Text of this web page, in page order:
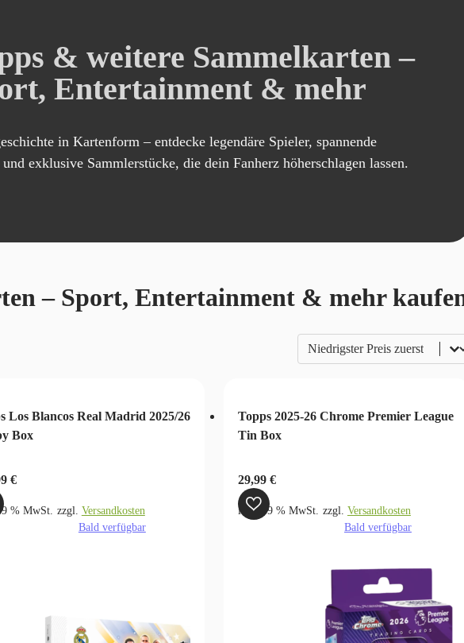
& weitere Sammelkarten –
Entertainment & mehr
in Kartenform – entdecke legendäre Spieler, spannende
und exklusive Sammlerstücke, die dein Fanherz höherschlagen lassen.
– Sport, Entertainment & mehr
Sortierung
Sort content
Los Blancos Real Madrid 2025/26
Box
€
% MwSt. zzgl. Versandkosten
Bald verfügbar
Topps 2025-26 Chrome Premier League
Tin Box
29,99 €
inkl. 19 % MwSt. zzgl. Versandkosten
Bald verfügbar